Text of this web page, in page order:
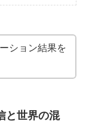
ション結果を
と世界の混